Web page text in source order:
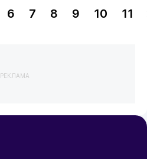
6 7 8 9 10 11
РЕКЛАМА